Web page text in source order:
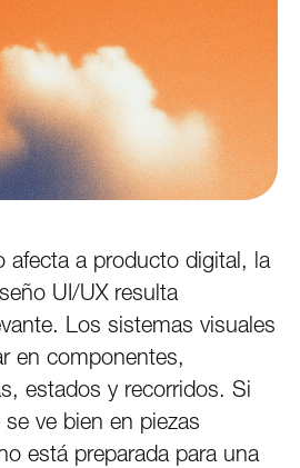
afecta a producto digital, la
UI/UX resulta
Los sistemas visuales
en componentes,
estados y recorridos. Si
ve bien en piezas
está preparada para una